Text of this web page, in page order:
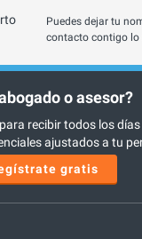
Puedes dejar tu
contacto contigo lo
o asesor?
recibir todos los
ajustados a tu
gratis